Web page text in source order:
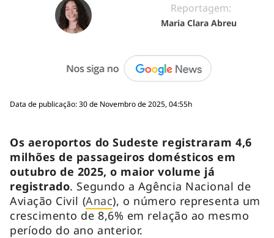
Reportagem:
Maria Clara Abreu
Data de publicação: 30 de Novembro de 2025, 04:55h
Os aeroportos do Sudeste registraram 4,6
milhões de passageiros domésticos em
outubro de 2025, o maior volume já
registrado. Segundo a Agência Nacional de
Aviação Civil (Anac), o número representa um
crescimento de 8,6% em relação ao mesmo
período do ano anterior.